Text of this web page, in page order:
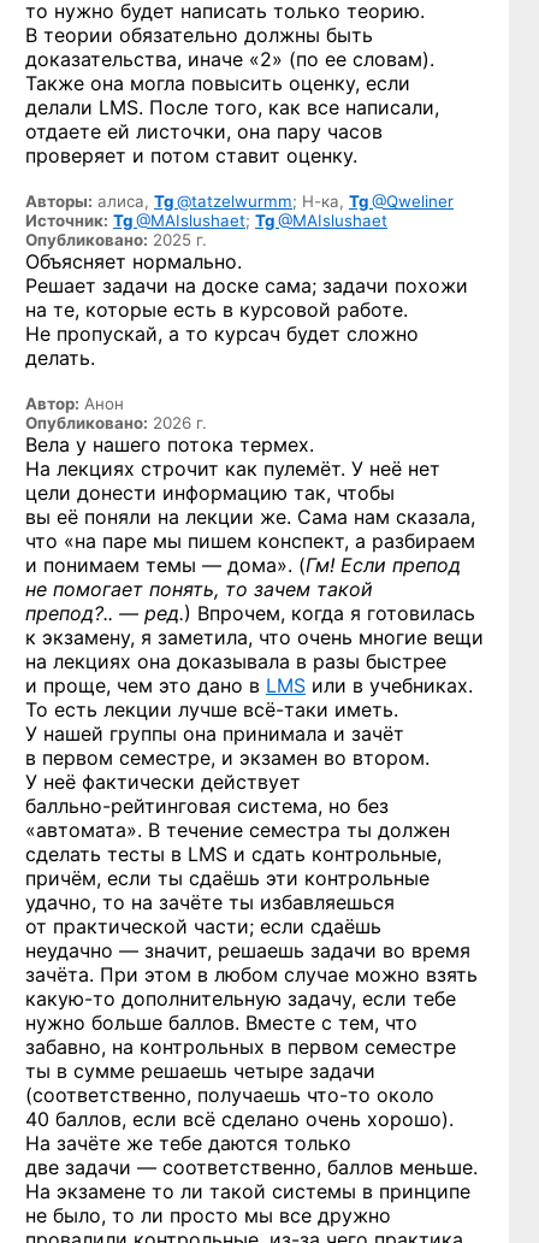
то нужно будет написать только теорию.
В теории обязательно должны быть
доказательства, иначе «2» (по ее словам).
Также она могла повысить оценку, если
делали LMS. После того, как все написали,
отдаете ей листочки, она пару часов
проверяет и потом ставит оценку.
Авторы: алиса, Tg@tatzelwurmm; Н-ка, Tg@Qweliner
Источник: Tg@MAIslushaet; Tg@MAIslushaet
Опубликовано: 2025 г.
Объясняет нормально.
Решает задачи на доске сама; задачи похожи
на те, которые есть в курсовой работе.
Не пропускай, а то курсач будет сложно
делать.
Автор: Анон
Опубликовано: 2026 г.
Вела у нашего потока термех.
На лекциях строчит как пулемёт. У неё нет
цели донести информацию так, чтобы
вы её поняли на лекции же. Сама нам сказала,
что «на паре мы пишем конспект, а разбираем
и понимаем темы — дома». (Гм! Если препод
не помогает понять, то зачем такой
препод?.. — ред.) Впрочем, когда я готовилась
к экзамену, я заметила, что очень многие вещи
на лекциях она доказывала в разы быстрее
и проще, чем это дано в LMS или в учебниках.
То есть лекции лучше всё-таки иметь.
У нашей группы она принимала и зачёт
в первом семестре, и экзамен во втором.
У неё фактически действует
балльно-рейтинговая система, но без
«автомата». В течение семестра ты должен
сделать тесты в LMS и сдать контрольные,
причём, если ты сдаёшь эти контрольные
удачно, то на зачёте ты избавляешься
от практической части; если сдаёшь
неудачно — значит, решаешь задачи во время
зачёта. При этом в любом случае можно взять
какую-то дополнительную задачу, если тебе
нужно больше баллов. Вместе с тем, что
забавно, на контрольных в первом семестре
ты в сумме решаешь четыре задачи
(соответственно, получаешь что-то около
40 баллов, если всё сделано очень хорошо).
На зачёте же тебе даются только
две задачи — соответственно, баллов меньше.
На экзамене то ли такой системы в принципе
не было, то ли просто мы все дружно